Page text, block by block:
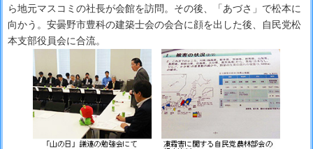
ら地元マスコミの社長が会館を訪問。その後、「あづさ」で松本に
向かう。安曇野市豊科の建築士会の会合に顔を出した後、自民党松
本支部役員会に合流。